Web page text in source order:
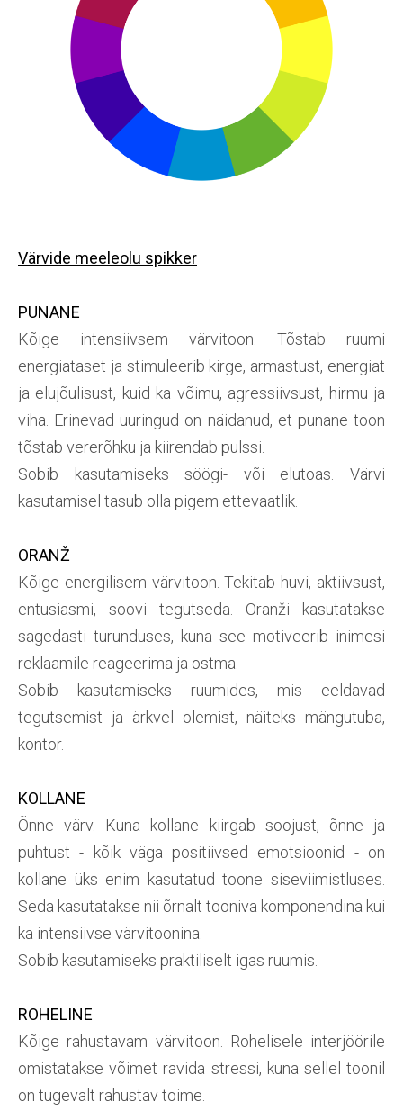
Värvide meeleolu spikker
PUNANE
Kõige intensiivsem värvitoon. Tõstab ruumi
energiataset ja stimuleerib kirge, armastust, energiat
ja elujõulisust, kuid ka võimu, agressiivsust, hirmu ja
viha. Erinevad uuringud on näidanud, et punane toon
tõstab vererõhku ja kiirendab pulssi.
Sobib kasutamiseks söögi- või elutoas. Värvi
kasutamisel tasub olla pigem ettevaatlik.
ORANŽ
Kõige energilisem värvitoon. Tekitab huvi, aktiivsust,
entusiasmi, soovi tegutseda. Oranži kasutatakse
sagedasti turunduses, kuna see motiveerib inimesi
reklaamile reageerima ja ostma.
Sobib kasutamiseks ruumides, mis eeldavad
tegutsemist ja ärkvel olemist, näiteks mängutuba,
kontor.
KOLLANE
Õnne värv. Kuna kollane kiirgab soojust, õnne ja
puhtust - kõik väga positiivsed emotsioonid - on
kollane üks enim kasutatud toone siseviimistluses.
Seda kasutatakse nii õrnalt tooniva komponendina kui
ka intensiivse värvitoonina.
Sobib kasutamiseks praktiliselt igas ruumis.
ROHELINE
Kõige rahustavam värvitoon. Rohelisele interjöörile
omistatakse võimet ravida stressi, kuna sellel toonil
on tugevalt rahustav toime.